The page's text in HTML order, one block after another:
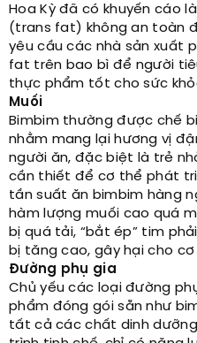
Hoa Kỳ đã có khuyến cáo
(trans fat) không an toàn
yêu cầu các nhà sản xuất
fat trên bao bì để người
thực phẩm tốt cho sức
Muối
Bimbim thường được chế
nhằm mang lại hương vị
người ăn, đặc biệt là trẻ
cần thiết để cơ thể phát
tần suất ăn bimbim hàng
hàm lượng muối cao quá
bị quá tải, “bắt ép” tim
bị tăng cao, gây hại cho cơ
Đường phụ gia
Chủ yếu các loại đường
phẩm đóng gói sẵn như
tất cả các chất dinh